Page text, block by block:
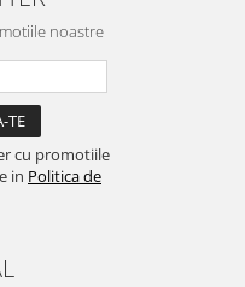
noastre
cu promotiile
in Politica de